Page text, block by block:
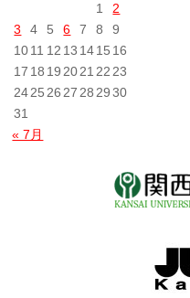
1
2
3
4 5 6 7 8
9
1011 12 13 1415 16
17 18 19 2021 22 23
2425 26 27 28 29 30
31
« 7月